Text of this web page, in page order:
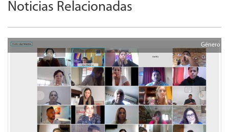
Noticias Relacionadas
Género